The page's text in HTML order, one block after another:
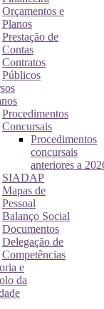
Orçamentos e
Planos
Prestação de
Contas
Contratos
Públicos
Procedimentos
Concursais
Procedimentos
concursais
anteriores a
SIADAP
Mapas de
Pessoal
Balanço Social
Documentos
Delegação de
Competências
e
da